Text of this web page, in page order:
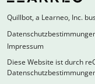
Quillbot, a Learneo, Inc.
Impressum
Diese Website ist durch